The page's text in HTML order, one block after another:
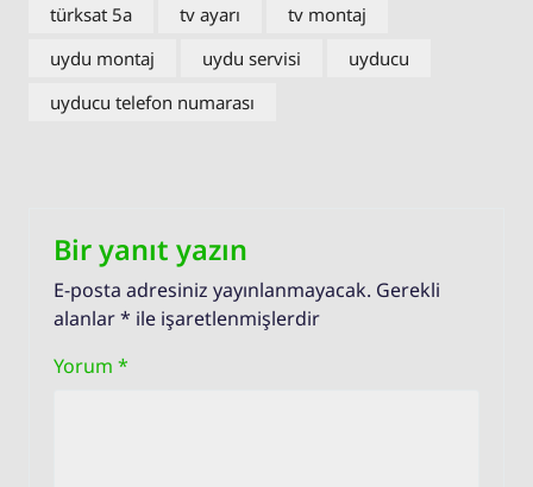
türksat 5a
tv ayarı
tv montaj
uydu montaj
uydu servisi
uyducu
uyducu telefon numarası
Bir yanıt yazın
E-posta adresiniz yayınlanmayacak. Gerekli
alanlar* ile işaretlenmişlerdir
Yorum *